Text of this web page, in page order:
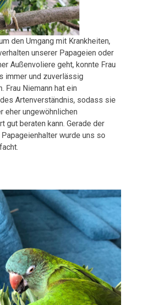
den Umgang mit Krankheiten,
unserer Papageien oder
Außenvoliere geht, konnte Frau
immer und zuverlässig
Frau Niemann hat ein
Artenverständnis, sodass sie
eher ungewöhnlichen
gut beraten kann. Gerade der
wurde uns so